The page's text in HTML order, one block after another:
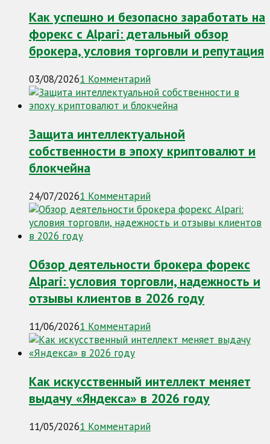
Как успешно и безопасно заработать на
форекс с Alpari: детальный обзор
брокера, условия торговли и репутация
03/08/20261 Комментарий
Защита интеллектуальной
собственности в эпоху криптовалют и
блокчейна
24/07/20261 Комментарий
Обзор деятельности брокера форекс
Alpari: условия торговли, надежность и
отзывы клиентов в 2026 году
11/06/20261 Комментарий
Как искусственный интеллект меняет
выдачу «Яндекса» в 2026 году
11/05/20261 Комментарий